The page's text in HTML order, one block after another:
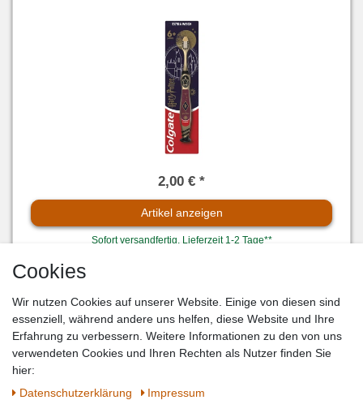
2,00 € *
Artikel anzeigen
Sofort versandfertig, Lieferzeit 1-2 Tage**
COLGATE KIDS ZAHNPASTA HARRY POTTER MILDER
MINZGESCHMACK PACKUNG 75ML
Cookies
Wir nutzen Cookies auf unserer Website. Einige von diesen sind
essenziell, während andere uns helfen, diese Website und Ihre
Erfahrung zu verbessern. Weitere Informationen zu den von uns
verwendeten Cookies und Ihren Rechten als Nutzer finden Sie
hier:
Daten­schutz­erklärung
Impressum